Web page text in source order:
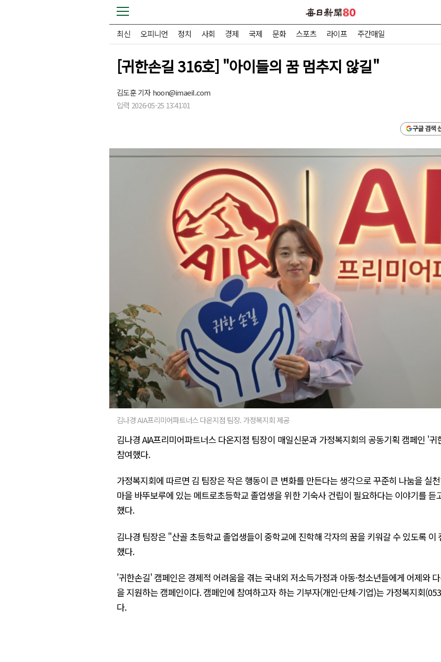
최신 오피니언 정치 사회 경제 국제 문화 스포츠 라이프 주간매일
[귀한손길 316호] "아이들의 꿈 멈추지 않길"
김도훈 기자hoon@imaeil.com
입력 2026-05-25 13:41:01
구글 검색
김나경 AIA프리미어파트너스 다온지점 팀장. 가정복지회 제공
김나경 AIA프리미어파트너스 다온지점 팀장이 매일신문과 가정복지회의 공동기획 캠페인 '
참여했다.
가정복지회에 따르면 김 팀장은 작은 행동이 큰 변화를 만든다는 생각으로 꾸준히 나눔을 실
마을 바뚜보루에 있는 메트로초등학교 졸업생을 위한 기숙사 건립이 필요하다는 이야기를 듣
했다.
김나경 팀장은 "산골 초등학교 졸업생들이 중학교에 진학해 각자의 꿈을 키워갈 수 있도록
했다.
'귀한손길' 캠페인은 경제적 어려움을 겪는 국내외 저소득가정과 아동·청소년들에게 어제와
을 지원하는 캠페인이다. 캠페인에 참여하고자 하는 기부자(개인·단체·기업)는 가정복지회
다.